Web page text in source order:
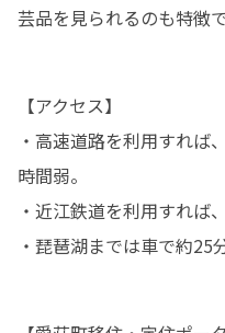
芸品を見られるのも特徴で
【アクセス】
・高速道路を利用すれば
時間弱。
・近江鉄道を利用すれば
・琵琶湖までは車で約25